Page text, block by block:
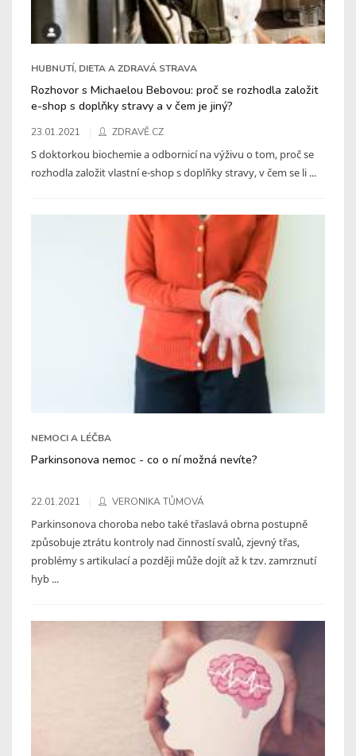
HUBNUTÍ, DIETA A ZDRAVÁ STRAVA
Rozhovor s Michaelou Bebovou: proč se rozhodla založit
e-shop s doplňky stravy a v čem je jiný?
23.01.2021 ZDRAVĚ.CZ
S doktorkou biochemie a odbornicí na výživu o tom, proč se
rozhodla založit vlastní e-shop s doplňky stravy, v čem se li ...
NEMOCI A LÉČBA
Parkinsonova nemoc - co o ní možná nevíte?
22.01.2021 VERONIKA TŮMOVÁ
Parkinsonova choroba nebo také třaslavá obrna postupně
způsobuje ztrátu kontroly nad činností svalů, zjevný třas,
problémy s artikulací a později může dojít až k tzv. zamrznutí
hyb ...